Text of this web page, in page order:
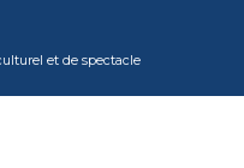
et de spectacle